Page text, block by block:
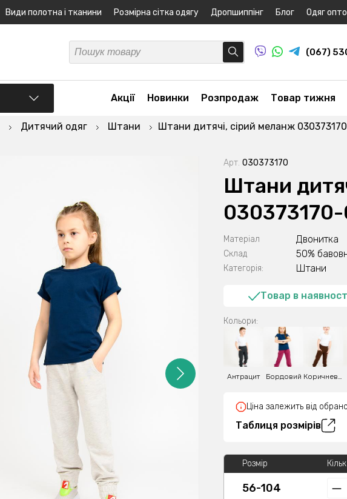
Види полотна і тканини Розмірна сітка одягу Дропшиппінг Блог Одяг
(067)
Акції Новинки Розпродаж Товар тижня
Дитячий одяг Штани Штани дитячі, сірий меланж
Арт. 030373170
Штани
Матеріал Двонитка
Склад 50%
Категорія: Штани
Товар в
Кольори:
Антрацит Бордовий Коричневий
Ціна залежить від
Таблиця розмірів
Розмір
56-104